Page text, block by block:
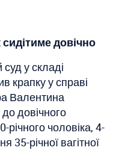
довічно
у складі
крапку у справі
Валентина
довічного
річного чоловіка, 4-
35-річної вагітної